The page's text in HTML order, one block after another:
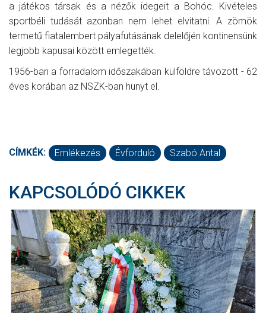
a játékos társak és a nézők idegeit a Bohóc. Kivételes
sportbéli tudását azonban nem lehet elvitatni. A zömök
termetű fiatalembert pályafutásának delelőjén kontinensünk
legjobb kapusai között emlegették.
1956-ban a forradalom időszakában külföldre távozott - 62
éves korában az NSZK-ban hunyt el.
CÍMKÉK: Emlékezés Évforduló Szabó Antal
KAPCSOLÓDÓ CIKKEK